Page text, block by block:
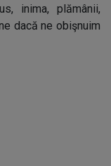
inima, plămânii,
dacă ne obişnuim